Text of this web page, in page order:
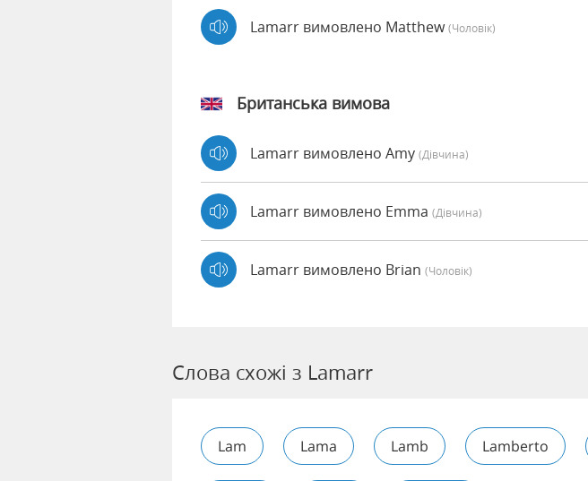
Lamarr вимовлено Matthew(чоловік)
Британська вимова
Lamarr вимовлено Amy (дівчина)
Lamarr вимовлено Emma (дівчина)
Lamarr вимовлено Brian (чоловік)
Слова схожі з Lamarr
Lam Lama Lamb Lamberto